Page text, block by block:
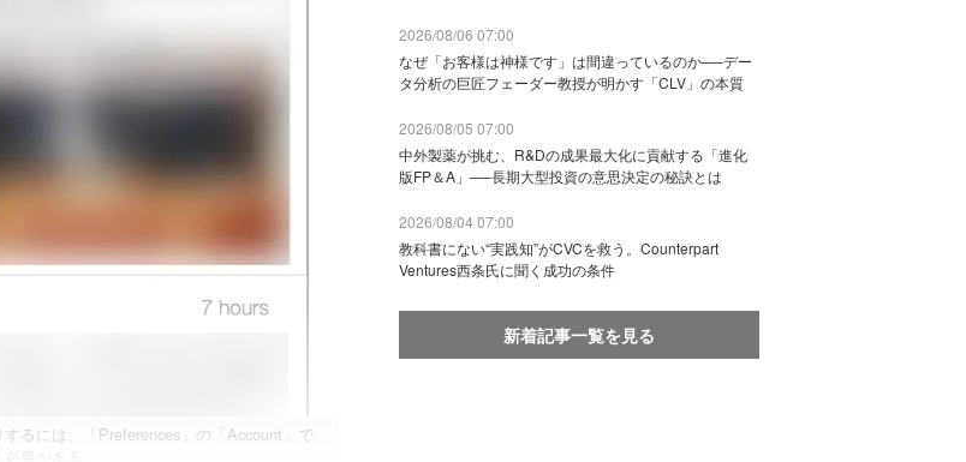
るには、「Preferences」の「Account」で
2026/08/06 07:00
なぜ「お客様は神様です」は間違っているのか──デー
タ分析の巨匠フェーダー教授が明かす「CLV」の本質
2026/08/05 07:00
中外製薬が挑む、R&Dの成果最大化に貢献する「進化
版FP＆A」──長期大型投資の意思決定の秘訣とは
2026/08/04 07:00
教科書にない“実践知”がCVCを救う。Counterpart
Ventures西条氏に聞く成功の条件
新着記事一覧を見る